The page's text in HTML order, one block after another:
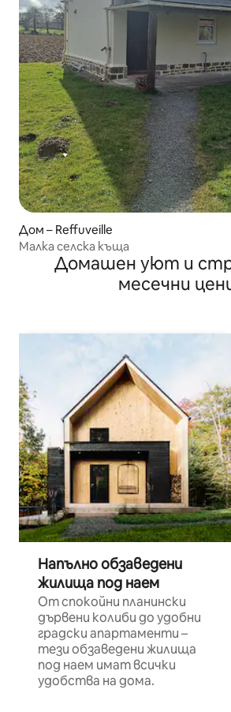
Дом – Reffuveille
Малка селска къща
Домашен уют и
месечни
Напълно обзаведени
жилища под наем
От спокойни планински
дървени колиби до удобни
градски апартаменти –
тези обзаведени жилища
под наем имат всички
удобства на дома.